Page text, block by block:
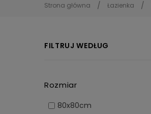
Strona główna Łazienka
FILTRUJ WEDŁUG
Rozmiar
80x80cm